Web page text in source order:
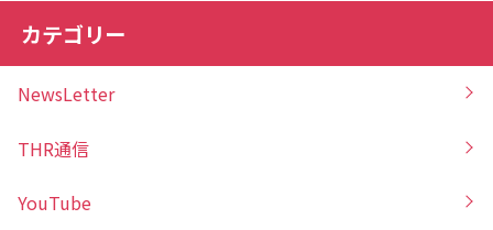
カテゴリー
NewsLetter
THR通信
YouTube